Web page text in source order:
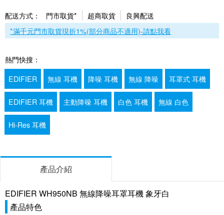
配送方式： 門市取貨* 超商取貨
良興配送
*滿千元門市取貨現折1%(部分商品不適用)-請點我看
熱門快搜：
EDIFIER
無線 耳機 降噪 耳機 無線 降噪 耳罩式 耳機
EDIFIER 耳機 主動降噪 耳機 白色 耳機 無線 白色
Hi-Res 耳機
產品介紹
EDIFIER WH950NB 無線降噪耳罩耳機 象牙白
產品特色